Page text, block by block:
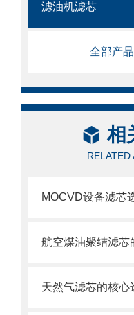
滤油机滤芯
全部产
相
RELATED
MOCVD设备滤芯
天然气滤芯的核心